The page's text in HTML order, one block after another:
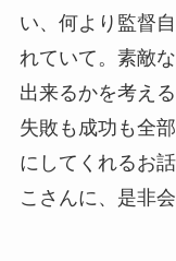
い、何より監督
れていて。素敵
出来るかを考え
失敗も成功も全
にしてくれるお
こさんに、是非